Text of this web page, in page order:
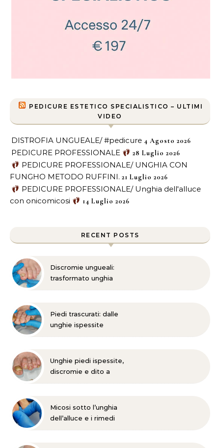
PEDICURE ESTETICO SPECIALISTICO – ULTIMI
VIDEO
DISTROFIA UNGUEALE/ #pedicure 4 Agosto 2026
PEDICURE PROFESSIONALE 28 Luglio 2026
PEDICURE PROFESSIONALE/ UNGHIA CON
FUNGHO METODO RUFFINI. 21 Luglio 2026
PEDICURE PROFESSIONALE/ Unghia dell'alluce
con onicomicosi
14 Luglio 2026
RECENT POSTS
Discromie ungueali:
trasformato unghia
Piedi trascurati: dalle
unghie ispessite
Unghie piedi ispessite,
discromie e dito a
Micosi sotto l’unghia
dell’alluce e i rimedi